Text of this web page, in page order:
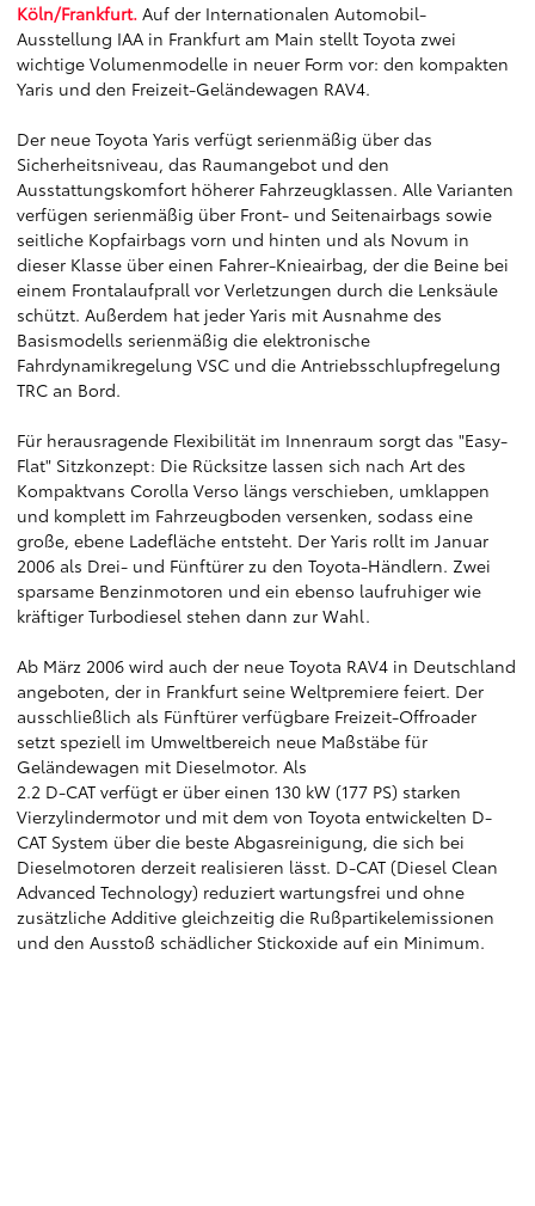
Köln/Frankfurt. Auf der Internationalen Automobil-
Ausstellung IAA in Frankfurt am Main stellt Toyota zwei
wichtige Volumenmodelle in neuer Form vor: den kompakten
Yaris und den Freizeit-Geländewagen RAV4.
Der neue Toyota Yaris verfügt serienmäßig über das
Sicherheitsniveau, das Raumangebot und den
Ausstattungskomfort höherer Fahrzeugklassen. Alle Varianten
verfügen serienmäßig über Front- und Seitenairbags sowie
seitliche Kopfairbags vorn und hinten und als Novum in
dieser Klasse über einen Fahrer-Knieairbag, der die Beine bei
einem Frontalaufprall vor Verletzungen durch die Lenksäule
schützt. Außerdem hat jeder Yaris mit Ausnahme des
Basismodells serienmäßig die elektronische
Fahrdynamikregelung VSC und die Antriebsschlupfregelung
TRC an Bord.
Für herausragende Flexibilität im Innenraum sorgt das "Easy-
Flat" Sitzkonzept: Die Rücksitze lassen sich nach Art des
Kompaktvans Corolla Verso längs verschieben, umklappen
und komplett im Fahrzeugboden versenken, sodass eine
große, ebene Ladefläche entsteht. Der Yaris rollt im Januar
2006 als Drei- und Fünftürer zu den Toyota-Händlern. Zwei
sparsame Benzinmotoren und ein ebenso laufruhiger wie
kräftiger Turbodiesel stehen dann zur Wahl.
Ab März 2006 wird auch der neue Toyota RAV4 in Deutschland
angeboten, der in Frankfurt seine Weltpremiere feiert. Der
ausschließlich als Fünftürer verfügbare Freizeit-Offroader
setzt speziell im Umweltbereich neue Maßstäbe für
Geländewagen mit Dieselmotor. Als
2.2 D-CAT verfügt er über einen 130 kW (177 PS) starken
Vierzylindermotor und mit dem von Toyota entwickelten D-
CAT System über die beste Abgasreinigung, die sich bei
Dieselmotoren derzeit realisieren lässt. D-CAT (Diesel Clean
Advanced Technology) reduziert wartungsfrei und ohne
zusätzliche Additive gleichzeitig die Rußpartikelemissionen
und den Ausstoß schädlicher Stickoxide auf ein Minimum.